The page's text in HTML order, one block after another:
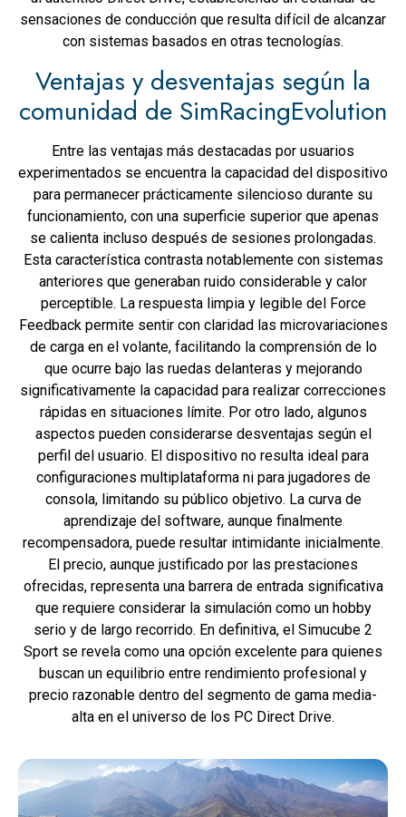
sensaciones de conducción que resulta difícil de alcanzar
con sistemas basados en otras tecnologías.
Ventajas y desventajas según la
comunidad de SimRacingEvolution
Entre las ventajas más destacadas por usuarios
experimentados se encuentra la capacidad del dispositivo
para permanecer prácticamente silencioso durante su
funcionamiento, con una superficie superior que apenas
se calienta incluso después de sesiones prolongadas.
Esta característica contrasta notablemente con sistemas
anteriores que generaban ruido considerable y calor
perceptible. La respuesta limpia y legible del Force
Feedback permite sentir con claridad las microvariaciones
de carga en el volante, facilitando la comprensión de lo
que ocurre bajo las ruedas delanteras y mejorando
significativamente la capacidad para realizar correcciones
rápidas en situaciones límite. Por otro lado, algunos
aspectos pueden considerarse desventajas según el
perfil del usuario. El dispositivo no resulta ideal para
configuraciones multiplataforma ni para jugadores de
consola, limitando su público objetivo. La curva de
aprendizaje del software, aunque finalmente
recompensadora, puede resultar intimidante inicialmente.
El precio, aunque justificado por las prestaciones
ofrecidas, representa una barrera de entrada significativa
que requiere considerar la simulación como un hobby
serio y de largo recorrido. En definitiva, el Simucube 2
Sport se revela como una opción excelente para quienes
buscan un equilibrio entre rendimiento profesional y
precio razonable dentro del segmento de gama media-
alta en el universo de los PC Direct Drive.